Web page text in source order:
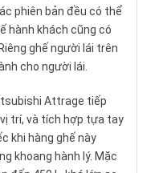
phiên bản đều có thể
hành khách cũng có
ghế người lái trên
cho người lái.
Attrage tiếp
trí, và tích hợp tựa tay
khi hàng ghế này
khoang hành lý. Mặc